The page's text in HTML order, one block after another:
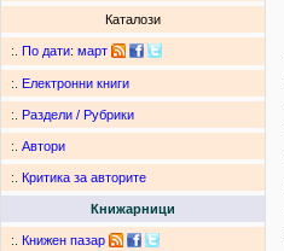
Каталози
:. По дати: март
:. Електронни книги
:. Раздели / Рубрики
:. Автори
:. Критика за авторите
Книжарници
:. Книжен пазар